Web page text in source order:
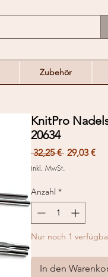
Zubehör
KnitPro
20634
32,25 € 29,03 €
inkl. MwSt.
Anzahl *
Nur noch 1
In den